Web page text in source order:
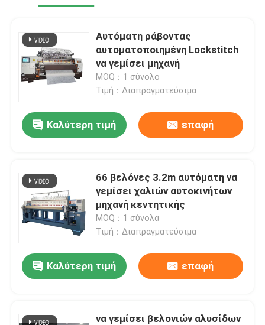
Αυτόματη ράβοντας
αυτοματοποιημένη Lockstitch
να γεμίσει μηχανή
MOQ：1 σύνολο
Τιμή：Διαπραγματεύσιμα
Καλύτερη τιμή επαφή
66 βελόνες 3.2m αυτόματη να
γεμίσει χαλιών αυτοκινήτων
μηχανή κεντητικής
MOQ：1 σύνολα
Τιμή：Διαπραγματεύσιμα
Καλύτερη τιμή επαφή
να γεμίσει βελονιών αλυσίδων